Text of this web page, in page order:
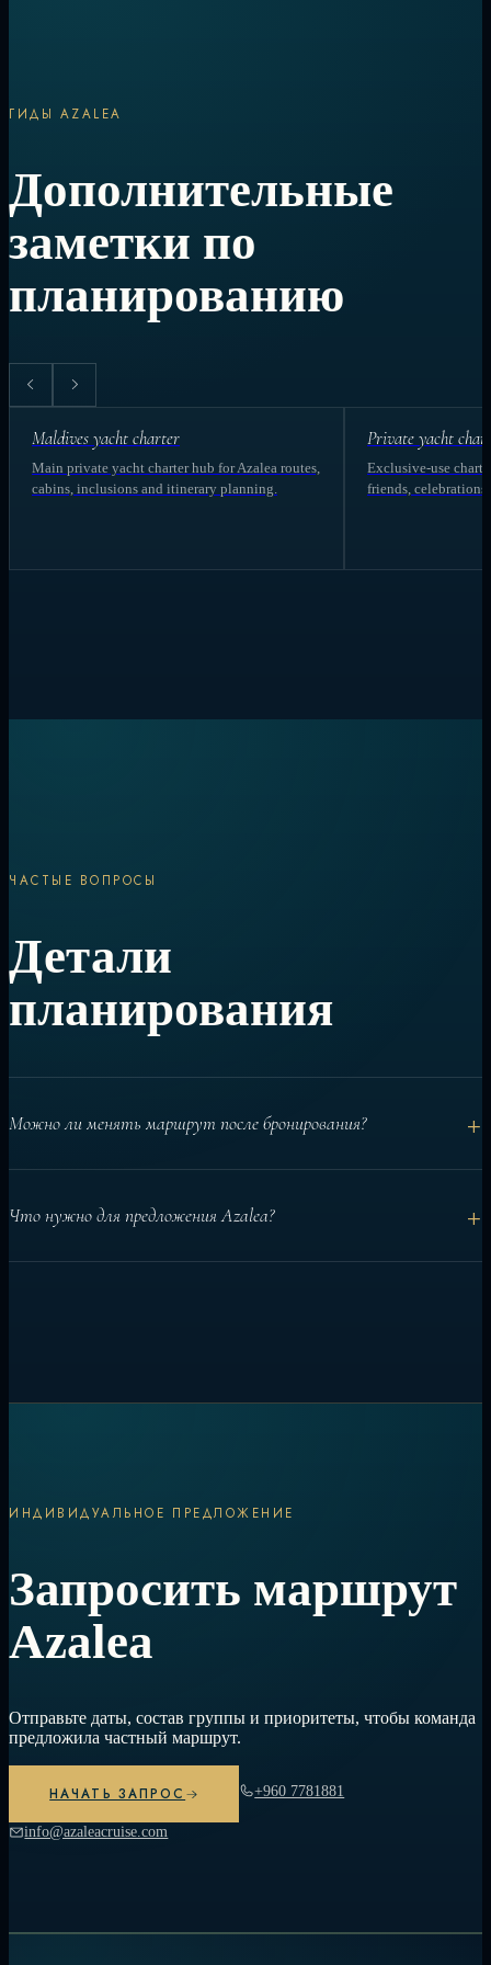
ГИДЫ AZALEA
Дополнительные
заметки по
планированию
Maldives yacht charter
Main private yacht charter hub for Azalea routes,
cabins, inclusions and itinerary planning.
Private yacht
Exclusive-use
friends, celebrations
ЧАСТЫЕ ВОПРОСЫ
Детали
планирования
Можно ли менять маршрут после бронирования? +
решения можно адаптировать под условия и гостей.
Что нужно для предложения Azalea? +
ИНДИВИДУАЛЬНОЕ ПРЕДЛОЖЕНИЕ
Запросить маршрут
Azalea
Отправьте даты, состав группы и приоритеты, чтобы команда
предложила частный маршрут.
НАЧАТЬ ЗАПРОС +960 7781881
info@azaleacruise.com